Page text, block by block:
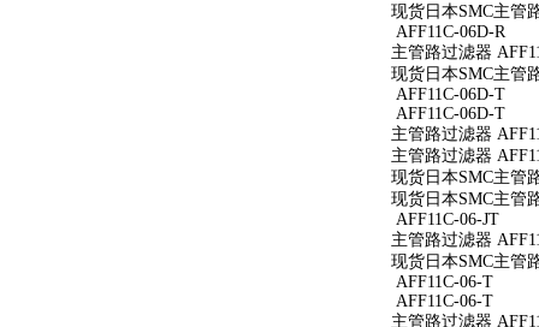
现货日本SMC主管
AFF11C-06D-R
主管路过滤器
现货日本SMC主管
AFF11C-06D-T
AFF11C-06D-T
主管路过滤器
主管路过滤器
现货日本SMC主管
现货日本SMC主管
AFF11C-06-JT
主管路过滤器
现货日本SMC主管
AFF11C-06-T
AFF11C-06-T
主管路过滤器